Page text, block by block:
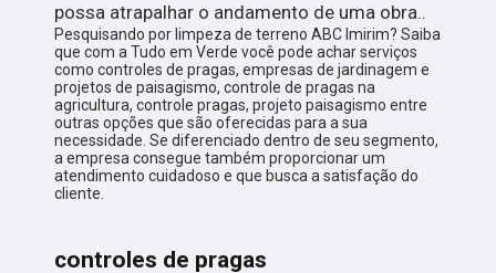
possa atrapalhar o andamento de uma obra..
Pesquisando por limpeza de terreno ABC Imirim? Saiba
que com a Tudo em Verde você pode achar serviços
como controles de pragas, empresas de jardinagem e
projetos de paisagismo, controle de pragas na
agricultura, controle pragas, projeto paisagismo entre
outras opções que são oferecidas para a sua
necessidade. Se diferenciado dentro de seu segmento,
a empresa consegue também proporcionar um
atendimento cuidadoso e que busca a satisfação do
cliente.
controles de pragas